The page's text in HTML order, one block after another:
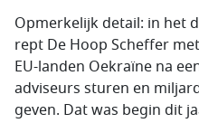
Opmerkelijk detail: in het
rept De Hoop Scheffer
EU-landen Oekraïne na
adviseurs sturen en
geven. Dat was begin dit